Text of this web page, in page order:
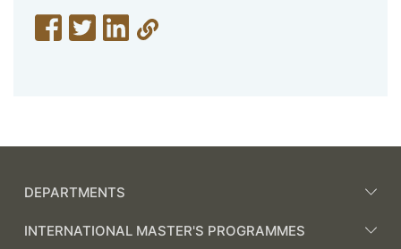
DEPARTMENTS
INTERNATIONAL MASTER'S PROGRAMMES